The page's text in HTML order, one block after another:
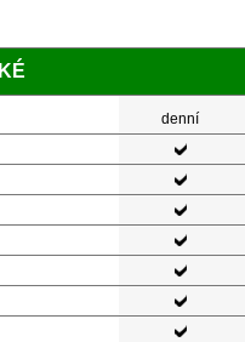
denní